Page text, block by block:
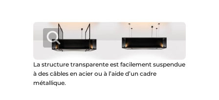
La structure transparente est facilement suspendue
à des câbles en acier ou à l’aide d’un cadre
métallique.